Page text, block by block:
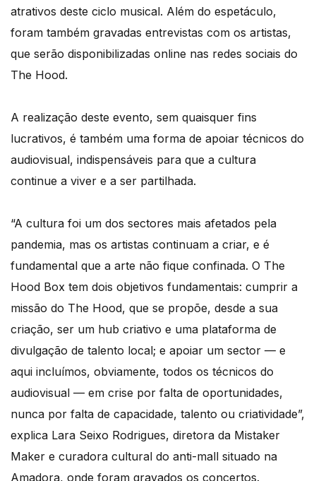
atrativos deste ciclo musical. Além do espetáculo,
foram também gravadas entrevistas com os artistas,
que serão disponibilizadas online nas redes sociais do
The Hood.
A realização deste evento, sem quaisquer fins
lucrativos, é também uma forma de apoiar técnicos do
audiovisual, indispensáveis para que a cultura
continue a viver e a ser partilhada.
“A cultura foi um dos sectores mais afetados pela
pandemia, mas os artistas continuam a criar, e é
fundamental que a arte não fique confinada. O The
Hood Box tem dois objetivos fundamentais: cumprir a
missão do The Hood, que se propõe, desde a sua
criação, ser um hub criativo e uma plataforma de
divulgação de talento local; e apoiar um sector — e
aqui incluímos, obviamente, todos os técnicos do
audiovisual — em crise por falta de oportunidades,
nunca por falta de capacidade, talento ou criatividade”,
explica Lara Seixo Rodrigues, diretora da Mistaker
Maker e curadora cultural do anti-mall situado na
Amadora, onde foram gravados os concertos.